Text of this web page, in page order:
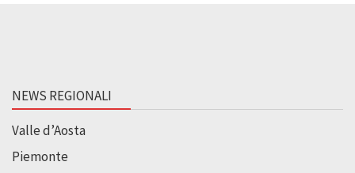
NEWS REGIONALI
Valle d’Aosta
Piemonte